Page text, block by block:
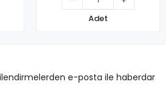
Adet
e-posta ile haberdar